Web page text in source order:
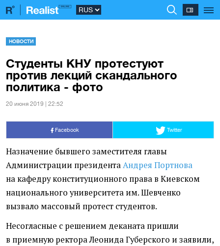
НОВОСТИ
Студенты КНУ протестуют
против лекций скандального
политика - фото
20 июня 2019 | 22:52
Facebook Twitter
Назначение бывшего заместителя главы
Администрации президентаАндрея Портнова
на кафедру конституционного права в Киевском
национального университета им. Шевченко
вызвало массовый протест студентов.
Несогласные с решением деканата пришли
в приемную ректора Леонида Губерского и заявили,